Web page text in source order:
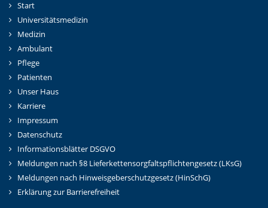
Start
Universitätsmedizin
Medizin
Ambulant
Pflege
Patienten
Unser Haus
Karriere
Impressum
Datenschutz
Informationsblätter DSGVO
Meldungen nach §8 Lieferkettensorgfaltspflichtengesetz (LKsG)
Meldungen nach Hinweisgeberschutzgesetz (HinSchG)
Erklärung zur Barrierefreiheit